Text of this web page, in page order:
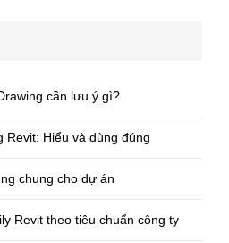
cần lưu ý gì?
Revit: Hiểu và dùng đúng
chung cho dự án
Revit theo tiêu chuẩn công ty